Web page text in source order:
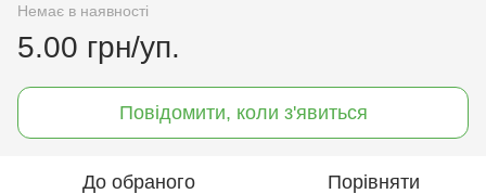
Немає в наявності
5.00 грн/уп.
Повідомити, коли з'явиться
До обраного Порівняти